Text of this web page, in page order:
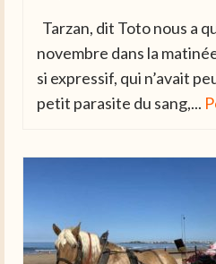
Tarzan, dit Toto nous a
novembre dans la
si expressif, qui n’avait
petit parasite du sang,...